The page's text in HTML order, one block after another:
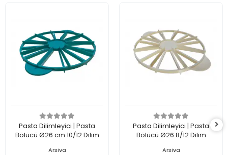
Pasta Dilimleyici | Pasta
Bölücü Ø26 cm 10/12 Dilim
Arsiva
Pasta Dilimleyici | Pasta
Bölücü Ø26 8/12 Dilim
Arsiva